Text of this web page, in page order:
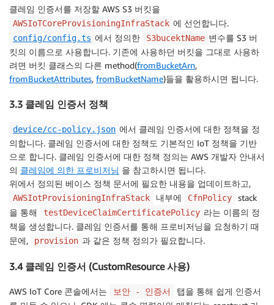
클레임 인증서를 저장할 AWS S3 버킷을
AWSIoTCoreProvisioningInfraStack 에 선언합니다.
config/config.ts 에서 정의한 S3bucektName 변수를 S3 버
킷의 이름으로 사용합니다. 기존에 사용하던 버킷을 그대로 사용하
려면 버킷 클래스의 다른 method(fromBucketArn,
fromBucketAttributes, fromBucketName)들을 활용하시면 됩니다.
3.3 클레임 인증서 정책
device/cc-policy.json 에서 클레임 인증서에 대한 정책을 정
의합니다. 클레임 인증서에 대한 정책도 기본적인 IoT 정책을 기반
으로 합니다. 클레임 인증서에 대한 정책 정의는 AWS 개발자 안내서
의 클레임에 의한 프로비저닝 을 참고하시면 됩니다.
위에서 정의된 베이스 정책 문서에 필요한 내용을 업데이트하고,
AWSIotProvisioningInfraStack 내부에 CfnPolicy
stack
을 통해
testDeviceClaimCertificatePolicy 라는 이름의 정
책을 생성합니다. 클레임 인증서를 통해 프로비저닝을 요청하기 때
문에,
provision 과 같은 정책 정의가 필요합니다.
3.4 클레임 인증서 (CustomResource 사용)
AWS IoT Core 콘솔에서는 보안 - 인증서
탭을 통해 쉽게 인증서